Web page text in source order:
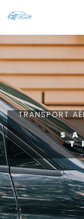
TRANSPORT